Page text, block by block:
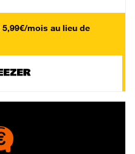
5,99€/mois au lieu de